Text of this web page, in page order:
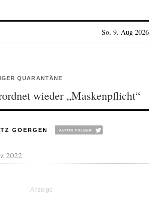
So, 9. Aug 2026
QUARANTÄNE
wieder „Maskenpflicht“
GOERGEN
2022